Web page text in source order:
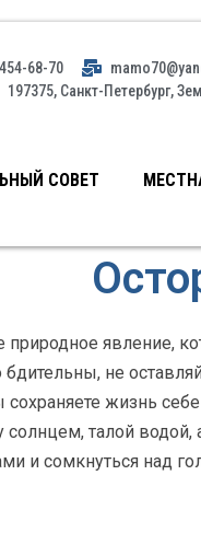
68-70
197375, Санкт-Петербург,
СОВЕТ
природное явление,
не
жизнь
талой
и сомкнуться над